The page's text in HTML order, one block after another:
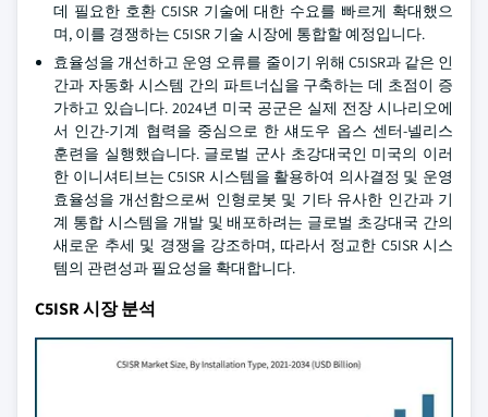
데 필요한 호환 C5ISR 기술에 대한 수요를 빠르게 확대했으
며, 이를 경쟁하는 C5ISR 기술 시장에 통합할 예정입니다.
효율성을 개선하고 운영 오류를 줄이기 위해 C5ISR과 같은 인
간과 자동화 시스템 간의 파트너십을 구축하는 데 초점이 증
가하고 있습니다. 2024년 미국 공군은 실제 전장 시나리오에
서 인간-기계 협력을 중심으로 한 섀도우 옵스 센터-넬리스
훈련을 실행했습니다. 글로벌 군사 초강대국인 미국의 이러
한 이니셔티브는 C5ISR 시스템을 활용하여 의사결정 및 운영
효율성을 개선함으로써 인형로봇 및 기타 유사한 인간과 기
계 통합 시스템을 개발 및 배포하려는 글로벌 초강대국 간의
새로운 추세 및 경쟁을 강조하며, 따라서 정교한 C5ISR 시스
템의 관련성과 필요성을 확대합니다.
C5ISR 시장 분석